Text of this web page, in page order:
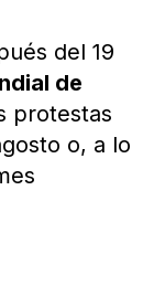
del 19
de
protestas
o, a lo